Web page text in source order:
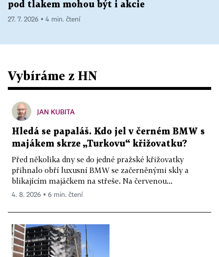
pod tlakem mohou být i akcie
27. 7. 2026 ▪ 4 min. čtení
Vybíráme z HN
JAN KUBITA
Hledá se papaláš. Kdo jel v černém BMW s
majákem skrze „Turkovu“ křižovatku?
Před několika dny se do jedné pražské křižovatky
přihnalo obří luxusní BMW se začerněnými skly a
blikajícím majáčkem na střeše. Na červenou...
4. 8. 2026 ▪ 6 min. čtení